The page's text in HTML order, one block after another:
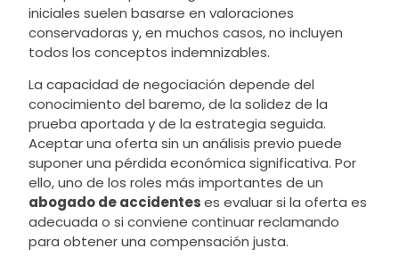
iniciales suelen basarse en valoraciones
conservadoras y, en muchos casos, no incluyen
todos los conceptos indemnizables.
La capacidad de negociación depende del
conocimiento del baremo, de la solidez de la
prueba aportada y de la estrategia seguida.
Aceptar una oferta sin un análisis previo puede
suponer una pérdida económica significativa. Por
ello, uno de los roles más importantes de un
abogado de accidenteses evaluar si la oferta es
adecuada o si conviene continuar reclamando
para obtener una compensación justa.